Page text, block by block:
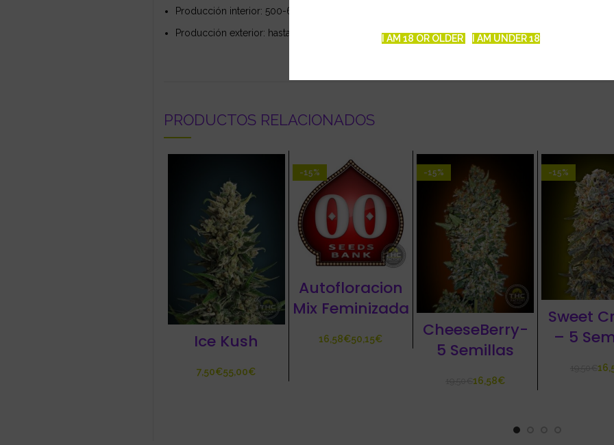
I AM 18 OR OLDER I AM UNDER 18
Producción interior: 500-600g/m2
Producción exterior: hasta 600g/planta
PRODUCTOS RELACIONADOS
Ice Kush
€ €
-15%
Autofloracion
Mix Feminizada
€ €
-15%
CheeseBerry-
5 Semillas
€16,58€
-15%
Sweet
– 5